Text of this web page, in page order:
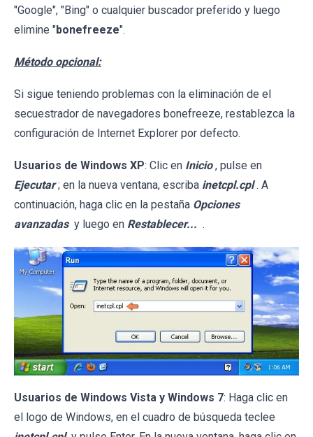
"Google", "Bing" o cualquier buscador preferido y luego
elimine "bonefreeze".
Método opcional:
Si sigue teniendo problemas con la eliminación de el
secuestrador de navegadores bonefreeze, restablezca la
configuración de Internet Explorer por defecto.
Usuarios de Windows XP: Clic en Inicio , pulse en
Ejecutar ; en la nueva ventana, escriba inetcpl.cpl . A
continuación, haga clic en la pestaña Opciones
avanzadas y luego en Restablecer... .
Usuarios de Windows Vista y Windows 7: Haga clic en
el logo de Windows, en el cuadro de búsqueda teclee